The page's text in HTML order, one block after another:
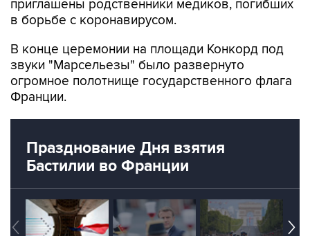
В конце церемонии на площади Конкорд под
огромное полотнище государственного флага
Франции.
Празднование Дня взятия
Бастилии во Франции